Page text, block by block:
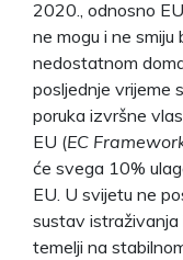
2020., odnosno
ne mogu i ne
nedostatnom
posljednje vrijeme
poruka izvršne
EU (EC
će svega 10%
EU. U svijetu ne
sustav istraživanja
temelji na